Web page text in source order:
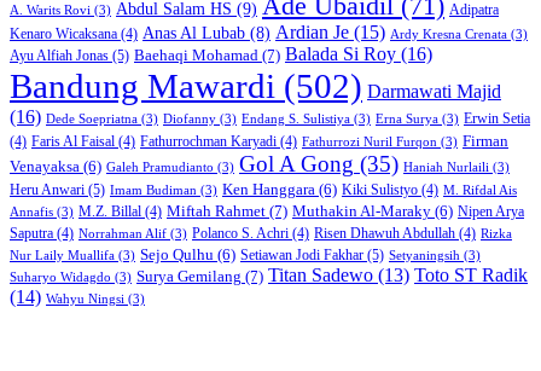
A. Warits Rovi (3) Abdul Salam HS (9) Ade Ubaidil (71) Adipatra
Kenaro Wicaksana (4) Anas Al Lubab (8) Ardian Je (15) Ardy Kresna Crenata (3)
Ayu Alfiah Jonas (5) Baehaqi Mohamad (7) Balada Si Roy (16)
Bandung Mawardi (502) Darmawati Majid
(16) Dede Soepriatna (3) Diofanny (3) Endang S. Sulistiya (3) Erna Surya (3) Erwin Setia
(4) Faris Al Faisal (4) Fathurrochman Karyadi (4) Fathurrozi Nuril Furqon (3) Firman
Venayaksa (6) Galeh Pramudianto (3) Gol A Gong (35) Haniah Nurlaili (3)
Heru Anwari (5) Imam Budiman (3) Ken Hanggara (6) Kiki Sulistyo (4) M. Rifdal Ais
Annafis (3) M.Z. Billal (4) Miftah Rahmet (7) Muthakin Al-Maraky (6) Nipen Arya
Saputra (4) Norrahman Alif (3) Polanco S. Achri (4) Risen Dhawuh Abdullah (4) Rizka
Nur Laily Muallifa (3) Sejo Qulhu (6) Setiawan Jodi Fakhar (5) Setyaningsih (3)
Suharyo Widagdo (3) Surya Gemilang (7) Titan Sadewo (13) Toto ST Radik
(14) Wahyu Ningsi (3)